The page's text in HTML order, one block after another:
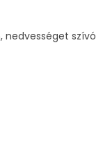
nedvességet szívó